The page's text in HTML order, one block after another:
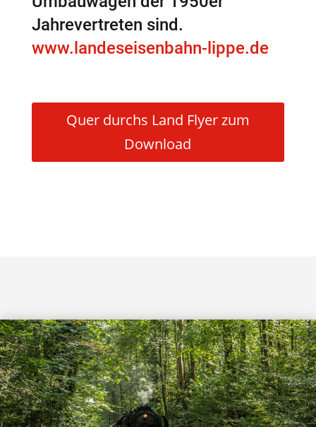
Jahrevertreten sind.
www.landeseisenbahn-lippe.de
Quer durchs Land Flyer zum
Download